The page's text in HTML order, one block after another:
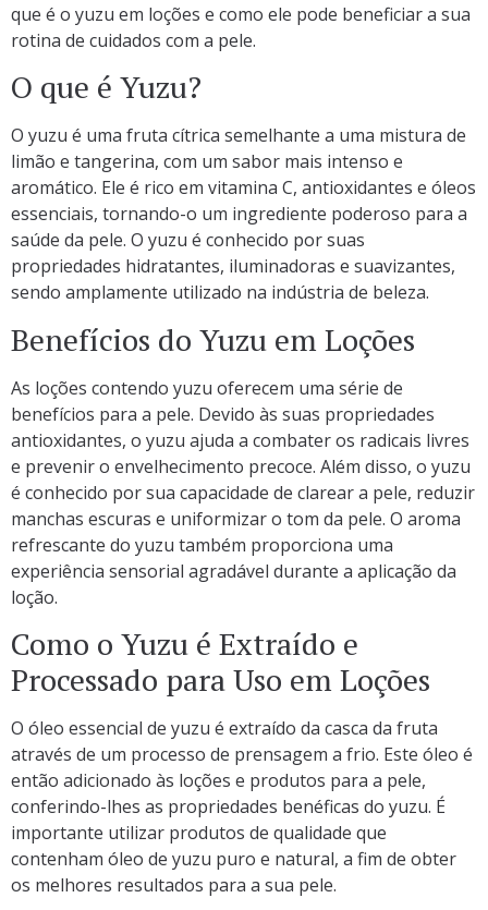
que é o yuzu em loções e como ele pode beneficiar a sua
rotina de cuidados com a pele.
O que é Yuzu?
O yuzu é uma fruta cítrica semelhante a uma mistura de
limão e tangerina, com um sabor mais intenso e
aromático. Ele é rico em vitamina C, antioxidantes e óleos
essenciais, tornando-o um ingrediente poderoso para a
saúde da pele. O yuzu é conhecido por suas
propriedades hidratantes, iluminadoras e suavizantes,
sendo amplamente utilizado na indústria de beleza.
Benefícios do Yuzu em Loções
As loções contendo yuzu oferecem uma série de
benefícios para a pele. Devido às suas propriedades
antioxidantes, o yuzu ajuda a combater os radicais livres
e prevenir o envelhecimento precoce. Além disso, o yuzu
é conhecido por sua capacidade de clarear a pele, reduzir
manchas escuras e uniformizar o tom da pele. O aroma
refrescante do yuzu também proporciona uma
experiência sensorial agradável durante a aplicação da
loção.
Como o Yuzu é Extraído e
Processado para Uso em Loções
O óleo essencial de yuzu é extraído da casca da fruta
através de um processo de prensagem a frio. Este óleo é
então adicionado às loções e produtos para a pele,
conferindo-lhes as propriedades benéficas do yuzu. É
importante utilizar produtos de qualidade que
contenham óleo de yuzu puro e natural, a fim de obter
os melhores resultados para a sua pele.